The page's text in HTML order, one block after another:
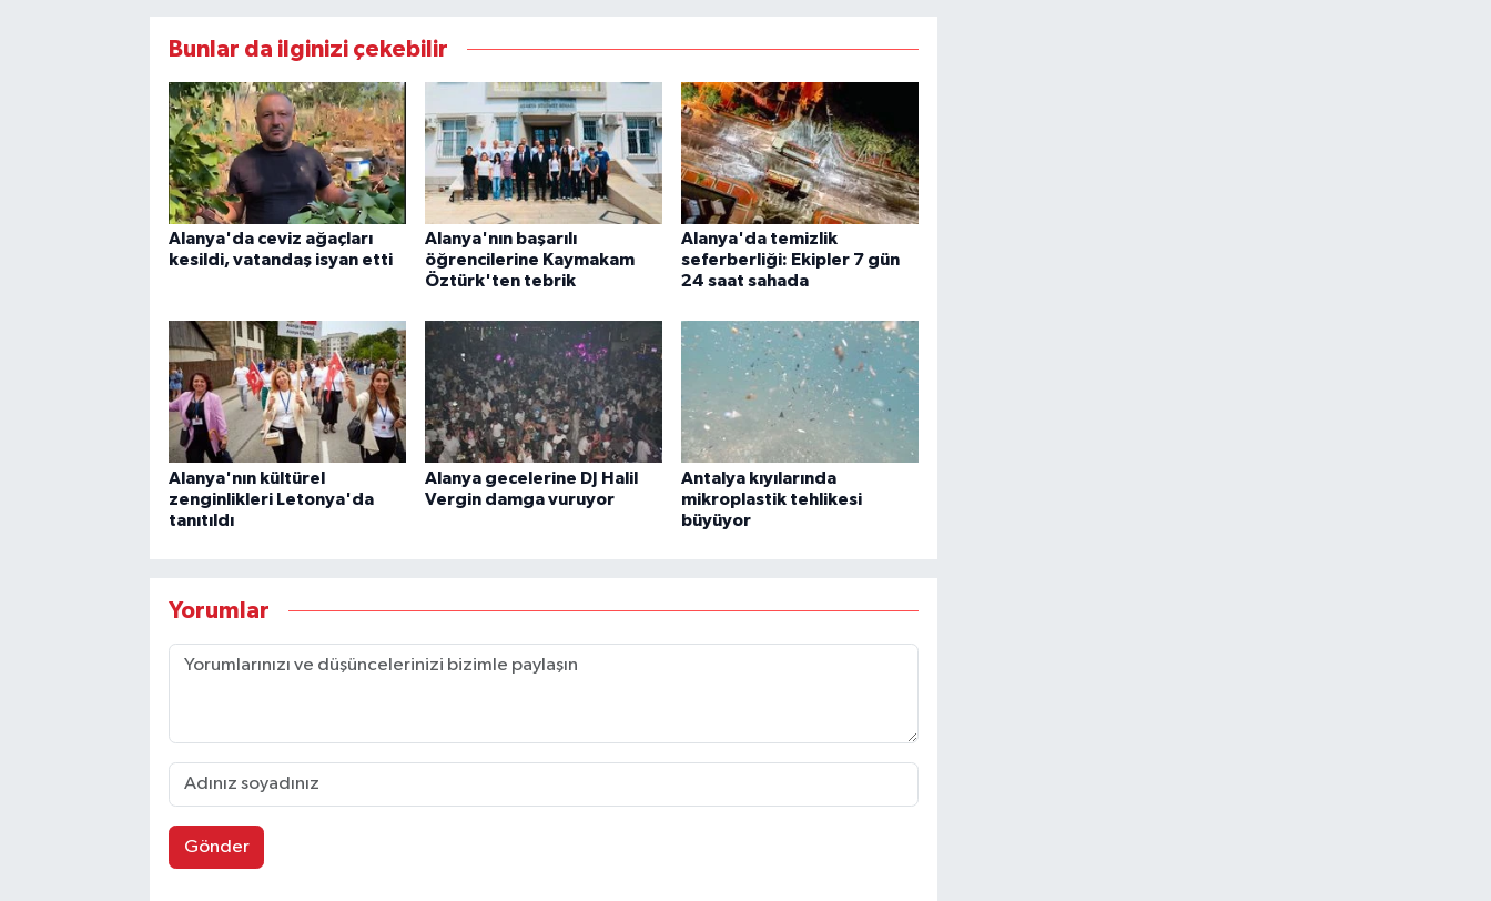
Bunlar da ilginizi çekebilir
Alanya'da ceviz ağaçları
kesildi, vatandaş isyan etti
Alanya'nın başarılı
öğrencilerine Kaymakam
Öztürk'ten tebrik
Alanya'da temizlik
seferberliği: Ekipler 7 gün
24 saat sahada
Alanya'nın kültürel
zenginlikleri Letonya'da
tanıtıldı
Alanya gecelerine DJ Halil
Vergin damga vuruyor
Antalya kıyılarında
mikroplastik tehlikesi
büyüyor
Yorumlar
Gönder